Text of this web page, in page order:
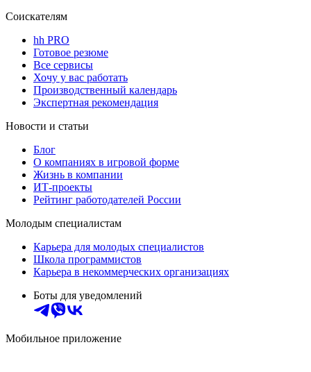
Соискателям
hh PRO
Готовое резюме
Все сервисы
Хочу у вас работать
Производственный календарь
Экспертная рекомендация
Новости и статьи
Блог
О компаниях в игровой форме
Жизнь в компании
ИТ-проекты
Рейтинг работодателей России
Молодым специалистам
Карьера для молодых специалистов
Школа программистов
Карьера в некоммерческих организациях
Боты для уведомлений
Мобильное приложение